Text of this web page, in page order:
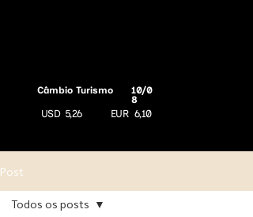
Câmbio Turismo
USD 5,26 EUR
10/0
8
6,10
Post
Todos os posts